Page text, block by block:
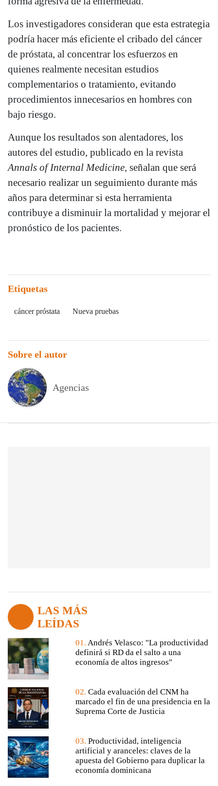
Los investigadores consideran que esta estrategia
podría hacer más eficiente el cribado del cáncer
de próstata, al concentrar los esfuerzos en
quienes realmente necesitan estudios
complementarios o tratamiento, evitando
procedimientos innecesarios en hombres con
bajo riesgo.
Aunque los resultados son alentadores, los
autores del estudio, publicado en la revista
Annals of Internal Medicine, señalan que será
necesario realizar un seguimiento durante más
años para determinar si esta herramienta
contribuye a disminuir la mortalidad y mejorar el
pronóstico de los pacientes.
Etiquetas
cáncer próstata Nueva pruebas
Sobre el autor
Agencias
LAS MÁS
LEÍDAS
01. Andrés Velasco: "La productividad
definirá si RD da el salto a una
economía de altos ingresos"
02. Cada evaluación del CNM ha
marcado el fin de una presidencia en la
Suprema Corte de Justicia
03. Productividad, inteligencia
artificial y aranceles: claves de la
apuesta del Gobierno para duplicar la
economía dominicana